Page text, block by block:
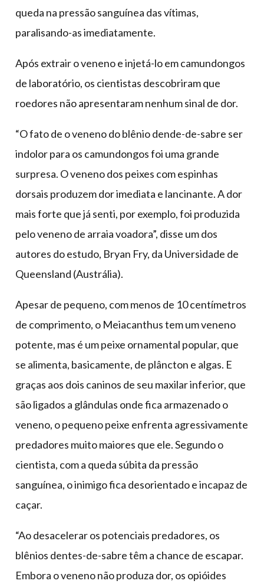
queda na pressão sanguínea das vítimas,
paralisando-as imediatamente.
Após extrair o veneno e injetá-lo em camundongos
de laboratório, os cientistas descobriram que
roedores não apresentaram nenhum sinal de dor.
“O fato de o veneno do blênio dende-de-sabre ser
indolor para os camundongos foi uma grande
surpresa. O veneno dos peixes com espinhas
dorsais produzem dor imediata e lancinante. A dor
mais forte que já senti, por exemplo, foi produzida
pelo veneno de arraia voadora”, disse um dos
autores do estudo, Bryan Fry, da Universidade de
Queensland (Austrália).
Apesar de pequeno, com menos de 10 centímetros
de comprimento, o Meiacanthus tem um veneno
potente, mas é um peixe ornamental popular, que
se alimenta, basicamente, de plâncton e algas. E
graças aos dois caninos de seu maxilar inferior, que
são ligados a glândulas onde fica armazenado o
veneno, o pequeno peixe enfrenta agressivamente
predadores muito maiores que ele. Segundo o
cientista, com a queda súbita da pressão
sanguínea, o inimigo fica desorientado e incapaz de
caçar.
“Ao desacelerar os potenciais predadores, os
blênios dentes-de-sabre têm a chance de escapar.
Embora o veneno não produza dor, os opióides